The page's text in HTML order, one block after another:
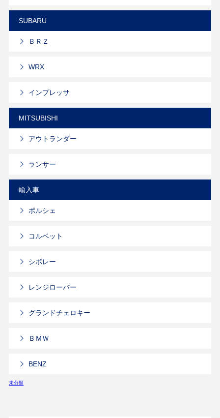
SUBARU
ＢＲＺ
WRX
インプレッサ
MITSUBISHI
アウトランダー
ランサー
輸入車
ポルシェ
コルベット
シボレー
レンジローバー
グランドチェロキー
ＢＭＷ
BENZ
未分類